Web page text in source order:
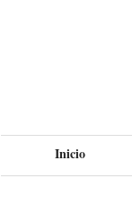
Inicio